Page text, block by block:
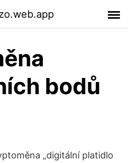
bodů
„digitální platidlo